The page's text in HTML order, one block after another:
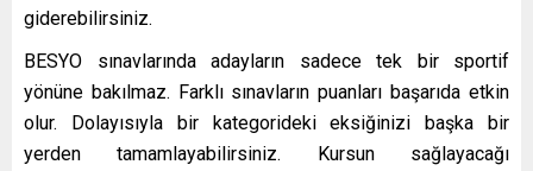
giderebilirsiniz.
BESYO sınavlarında adayların sadece tek bir sportif
yönüne bakılmaz. Farklı sınavların puanları başarıda etkin
olur. Dolayısıyla bir kategorideki eksiğinizi başka bir
yerden tamamlayabilirsiniz. Kursun sağlayacağı